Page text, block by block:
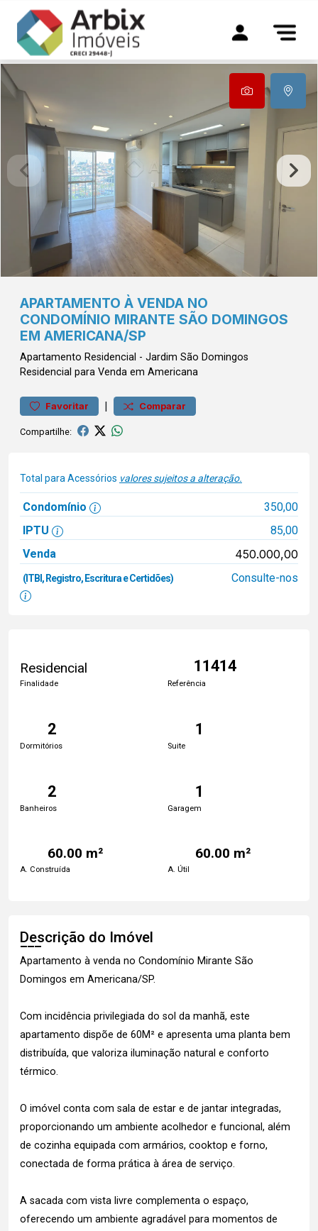
APARTAMENTO À VENDA NO
CONDOMÍNIO MIRANTE SÃO DOMINGOS
EM AMERICANA/SP
Apartamento Residencial - Jardim São Domingos
Residencial para Venda em Americana
Favoritar | Comparar
Compartilhe:
Total para Acessórios valores sujeitos a alteração.
Condomínio
350,00
IPTU
85,00
Venda
450.000,00
(ITBI, Registro, Escritura e Certidões) Consulte-nos
Residencial
Finalidade
11414
Referência
2
Dormitórios
1
Suite
2
Banheiros
1
Garagem
60.00 m²
A. Construída
60.00 m²
A. Útil
Descrição do Imóvel
Apartamento à venda no Condomínio Mirante São
Domingos em Americana/SP.
Com incidência privilegiada do sol da manhã, este
apartamento dispõe de 60M² e apresenta uma planta bem
distribuída, que valoriza iluminação natural e conforto
térmico.
O imóvel conta com sala de estar e de jantar integradas,
proporcionando um ambiente acolhedor e funcional, além
de cozinha equipada com armários, cooktop e forno,
conectada de forma prática à área de serviço.
A sacada com vista livre complementa o espaço,
oferecendo um ambiente agradável para momentos de